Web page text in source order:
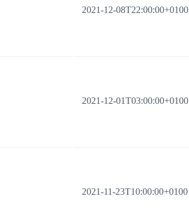
2021-12-08T22:00:00+0100
2021-12-01T03:00:00+0100
2021-11-23T10:00:00+0100